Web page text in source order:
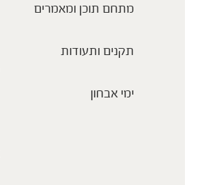
מתחם תוכן ומאמרים
תקנים ותעודות
ימי אבחון